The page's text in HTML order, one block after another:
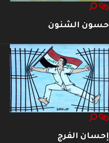
حسون الشنون
إحسان الفرج